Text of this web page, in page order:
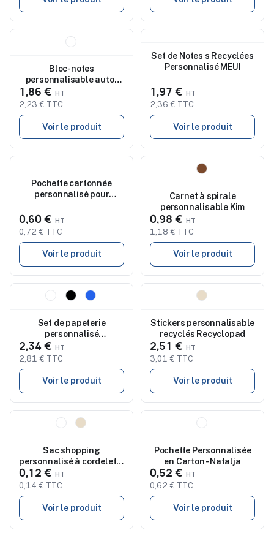
Bloc-notes
personnalisable auto-
collant Memokit
1,86 €
2,23 € TTC
Voir le produit
Set de Notes s Recyclées
Personnalisé MEUI
1,97 €
2,36 € TTC
Voir le produit
Pochette cartonnée
personnalisé pour
0,60 €
0,72 € TTC
Voir le produit
Carnet à spirale
personnalisable Kim
0,98 €
1,18 € TTC
Voir le produit
Nouveau
Set de papeterie
personnalisé
accessoires de bureau
QUINCY
2,34 €
2,81 € TTC
Voir le produit
Stickers personnalisable
recyclés Recyclopad
2,51 €
3,01 € TTC
Voir le produit
Sac shopping
personnalisé à cordelette
MOIRA
0,12 €
0,14 € TTC
Voir le produit
Pochette Personnalisée
en Carton - Natalja
0,52 €
0,62 € TTC
Voir le produit